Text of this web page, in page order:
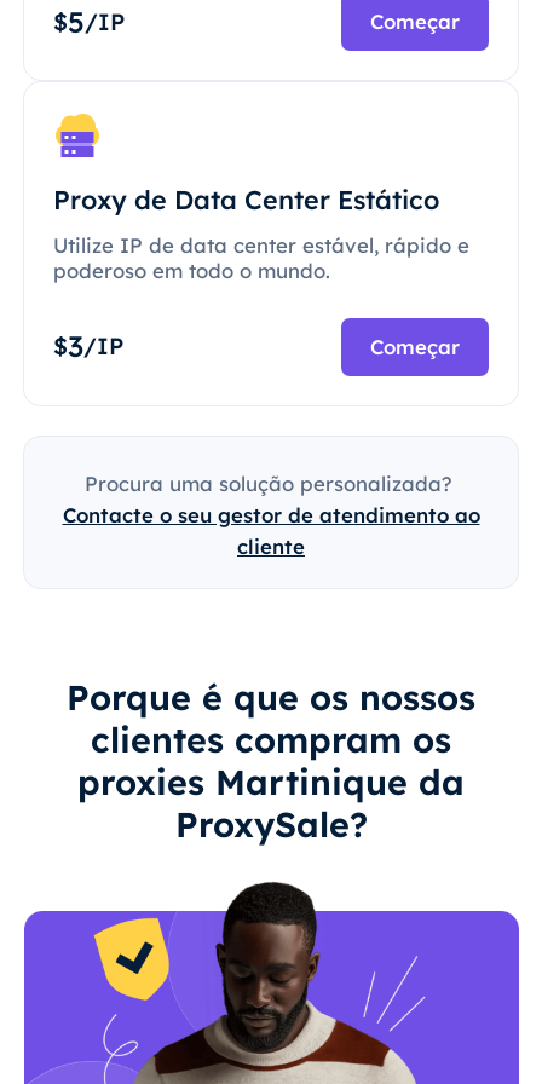
$5/IP Começar
Proxy de Data Center Estático
Utilize IP de data center estável, rápido e
poderoso em todo o mundo.
$3/IP Começar
Procura uma solução personalizada?
Contacte o seu gestor de atendimento ao
cliente
Porque é que os nossos
clientes compram os
proxies Martinique da
ProxySale?